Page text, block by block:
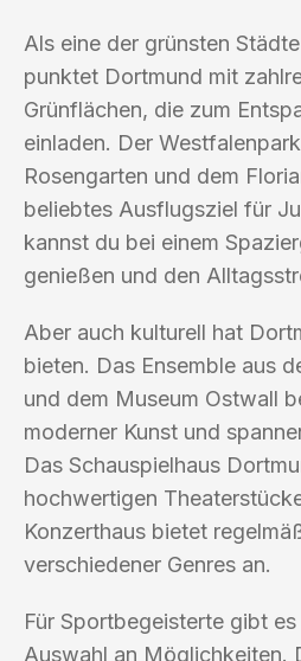
Als eine der grünsten
punktet Dortmund mit
Grünflächen, die zum
einladen. Der
Rosengarten und dem
beliebtes Ausflugsziel für
kannst du bei einem
genießen und den
Aber auch kulturell hat
bieten. Das Ensemble aus
und dem Museum Ostwall
moderner Kunst und
Das Schauspielhaus
hochwertigen
Konzerthaus bietet
verschiedener Genres an.
Für Sportbegeisterte gibt
Auswahl an Möglichkeiten.